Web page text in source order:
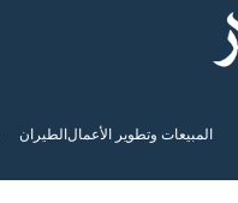
المبيعات وتطوير الأعمال الطيران